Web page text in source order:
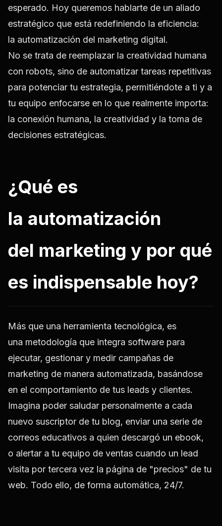
esperado. Hoy queremos hablarte de un aliado
estratégico que está redefiniendo la eficiencia:
la automatización del marketing digital.
No se trata de reemplazar la creatividad humana
con robots, sino de automatizar tareas repetitivas
para potenciar tu estrategia, permitiéndote a ti y a
tu equipo enfocarse en lo que realmente importa:
la conexión humana, la creatividad y la toma de
decisiones estratégicas.
¿Qué es
la automatización
del marketing y por qué
es indispensable hoy?
Más que una herramienta tecnológica, es
una metodología que integra software para
ejecutar, gestionar y medir campañas de
marketing de manera automatizada, basándose
en el comportamiento de tus leads y clientes.
Imagina poder saludar personalmente a cada
nuevo suscriptor de tu blog, enviar una serie de
correos educativos a quien descargó un ebook,
o alertar a tu equipo de ventas cuando un lead
visita por tercera vez la página de "precios" de tu
web. Todo ello, de forma automática, 24/7.